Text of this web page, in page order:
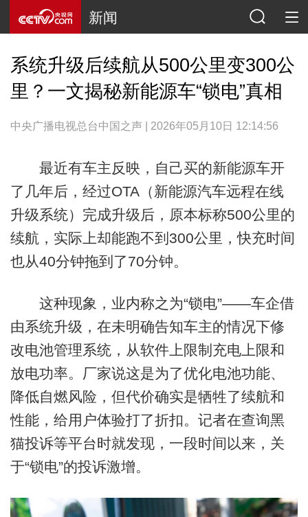
新闻
系统升级后续航从500公里变300公
里？一文揭秘新能源车“锁电”真相
中央广播电视总台中国之声 | 2026年05月10日 12:14:56
最近有车主反映，自己买的新能源车开
了几年后，经过OTA（新能源汽车远程在线
升级系统）完成升级后，原本标称500公里的
续航，实际上却能跑不到300公里，快充时间
也从40分钟拖到了70分钟。
这种现象，业内称之为“锁电”——车企借
由系统升级，在未明确告知车主的情况下修
改电池管理系统，从软件上限制充电上限和
放电功率。厂家说这是为了优化电池功能、
降低自燃风险，但代价确实是牺牲了续航和
性能，给用户体验打了折扣。记者在查询黑
猫投诉等平台时就发现，一段时间以来，关
于“锁电”的投诉激增。